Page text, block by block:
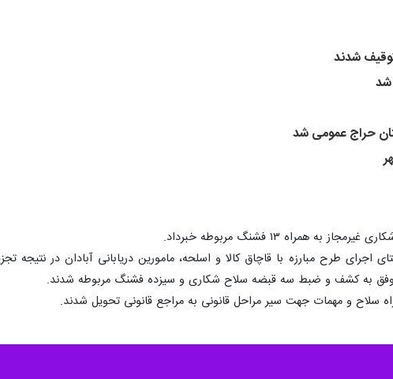
شد
حراج عمومی شد
۱۳ فشنگ مربوطه خبرداد.
اجرای طرح مبارزه با قاچاق کالا و اسلحه، مامورین دریابانی آبادان در نتیجه
به کشف و ضبط سه قبضه سلاح شکاری و سیزده فشنگ مربوطه شدند.
سلاح و مهمات جهت سیر مراحل قانونی به مراجع قانونی تحویل شدند.